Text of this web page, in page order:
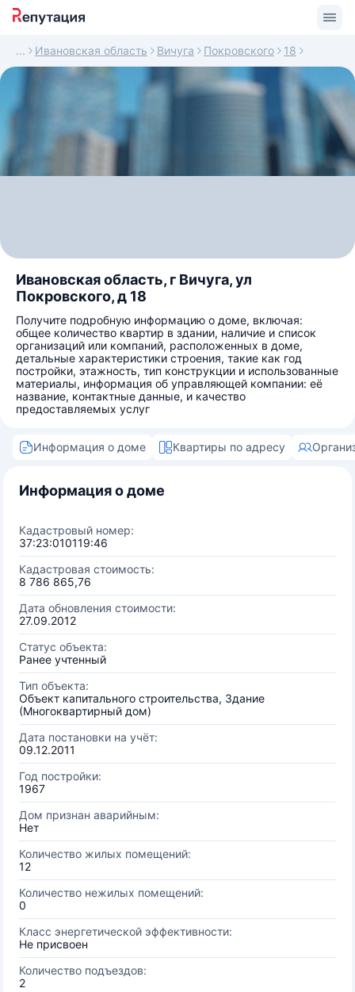
Ивановская область Вичуга Покровского 18
Ивановская область, г Вичуга, ул
Покровского, д 18
Получите подробную информацию о доме, включая:
общее количество квартир в здании, наличие и список
организаций или компаний, расположенных в доме,
детальные характеристики строения, такие как год
постройки, этажность, тип конструкции и использованные
материалы, информация об управляющей компании: её
название, контактные данные, и качество
предоставляемых услуг
Информация о доме Квартиры по адресу
Информация о доме
Кадастровый номер:
37:23:010119:46
Кадастровая стоимость:
8 786 865,76
Дата обновления стоимости:
27.09.2012
Статус объекта:
Ранее учтенный
Тип объекта:
Объект капитального строительства, Здание
(Многоквартирный дом)
Дата постановки на учёт:
09.12.2011
Год постройки:
1967
Дом признан аварийным:
Нет
Количество жилых помещений:
12
Количество нежилых помещений:
0
Класс энергетической эффективности:
Не присвоен
Количество подъездов:
2